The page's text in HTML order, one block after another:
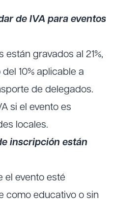
de IVA para eventos
están gravados al 21%,
10% aplicable a
de delegados.
si el evento es
locales.
inscripción están
el evento esté
como educativo o sin